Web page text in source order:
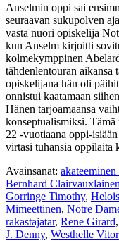
Anselmin oppi sai
seuraavan sukupolven
vasta nuori opiskelija
kun Anselm kirjoitti
kolmekymppinen
tähdenlentouran
opiskelijana hän oli
onnistui kaatamaan
Hänen tarjoamaansa
konseptualismiksi. Tämä
22 -vuotiaana oppi-
virtasi tuhansia
Avainsanat:
Bernhard
Gorringe Timothy,
Mimeettinen, Notre
rakastajatar, Rene Girard,
J. Denny, Westhelle Vitor